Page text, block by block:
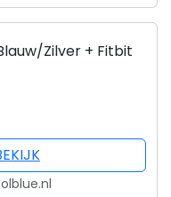
Zilver + Fitbit